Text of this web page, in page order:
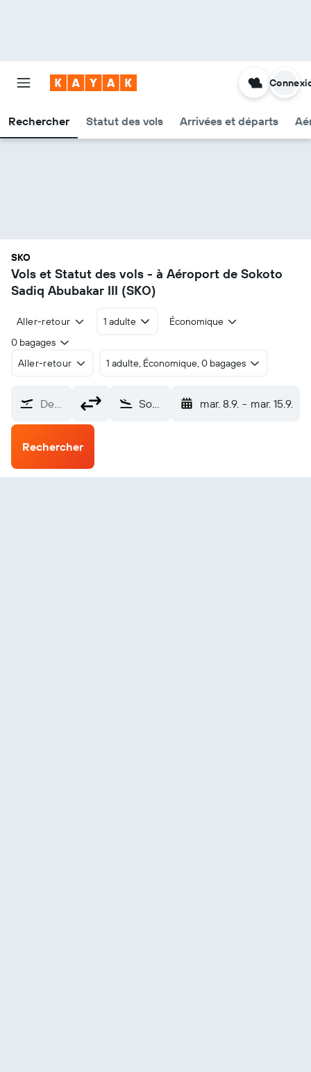
Rechercher Statut des vols Arrivées et départs
SKO
Vols et Statut des vols - à Aéroport de Sokoto
Sadiq Abubakar III (SKO)
Aller-retour 1 adulte
Économique
0 bagages
Aller-retour
1 adulte, Économique, 0 bagages
De… Sokoto Sadiq Abubakar III (SKO) mar. 8.9. - mar. 15.9.
Rechercher